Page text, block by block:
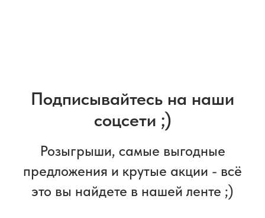
Подписывайтесь на наши
соцсети ;)
Розыгрыши, самые выгодные
предложения и крутые акции - всё
это вы найдете в нашей ленте ;)